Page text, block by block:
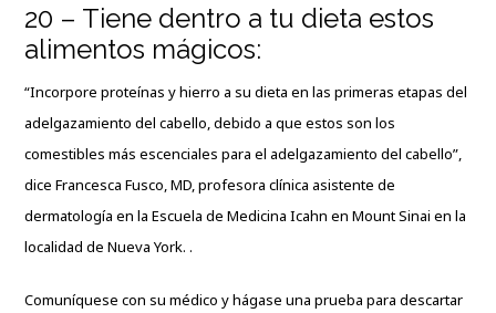
20 – Tiene dentro a tu dieta estos
alimentos mágicos:
“Incorpore proteínas y hierro a su dieta en las primeras etapas del
adelgazamiento del cabello, debido a que estos son los
comestibles más escenciales para el adelgazamiento del cabello”,
dice Francesca Fusco, MD, profesora clínica asistente de
dermatología en la Escuela de Medicina Icahn en Mount Sinai en la
localidad de Nueva York. .
Comuníquese con su médico y hágase una prueba para descartar